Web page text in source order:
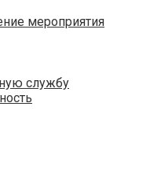
мероприятия
службу